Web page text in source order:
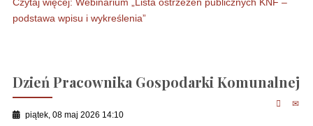
podstawa wpisu i wykreślenia”
Dzień Pracownika Gospodarki Komunalnej
piątek, 08 maj 2026 14:10